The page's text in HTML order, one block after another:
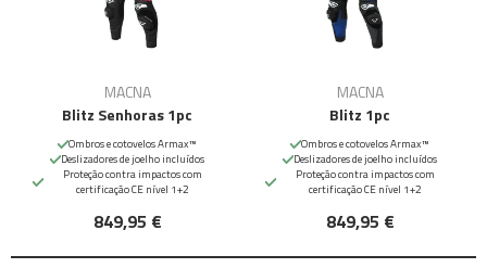
MACNA
Blitz Senhoras 1pc
Ombros e cotovelos Armax™
Deslizadores de joelho incluídos
Proteção contra impactos com
certificação CE nível 1+2
849,95 €
MACNA
Blitz 1pc
Ombros e cotovelos Armax™
Deslizadores de joelho incluídos
Proteção contra impactos com
certificação CE nível 1+2
849,95 €